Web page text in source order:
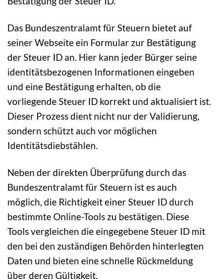
Das Bundeszentralamt für Steuern bietet auf
seiner Webseite ein Formular zur Bestätigung
der Steuer ID an. Hier kann jeder Bürger seine
identitätsbezogenen Informationen eingeben
und eine Bestätigung erhalten, ob die
vorliegende Steuer ID korrekt und aktualisiert ist.
Dieser Prozess dient nicht nur der Validierung,
sondern schützt auch vor möglichen
Identitätsdiebstählen.
Neben der direkten Überprüfung durch das
Bundeszentralamt für Steuern ist es auch
möglich, die Richtigkeit einer Steuer ID durch
bestimmte Online-Tools zu bestätigen. Diese
Tools vergleichen die eingegebene Steuer ID mit
den bei den zuständigen Behörden hinterlegten
Daten und bieten eine schnelle Rückmeldung
über deren Gültigkeit.